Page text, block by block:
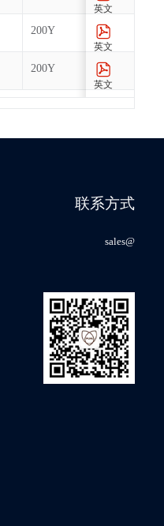
200Y
200Y
英文
英文
英文
联系方式
sales@